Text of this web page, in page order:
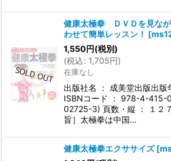
健康太極拳 ＤＶＤを見な
わせて簡単レッスン！ [
1,550円(税別)
(税込: 1,705円)
在庫なし
出版社名 ： 成美堂出版出
ISBNコード ： 978-4-
02725-3) 頁数・縦 ： １２
旨］太極拳は中国…
健康太極拳エクササイズ [